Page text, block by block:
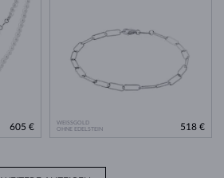
605 €
WEISSGOLD
OHNE EDELSTEIN
518 €